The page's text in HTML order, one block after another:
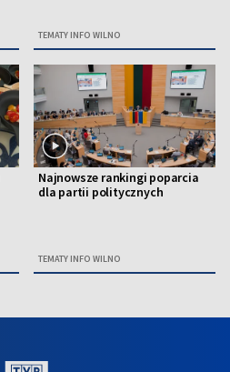
TEMATY INFO WILNO
Najnowsze rankingi poparcia
dla partii politycznych
TEMATY INFO WILNO